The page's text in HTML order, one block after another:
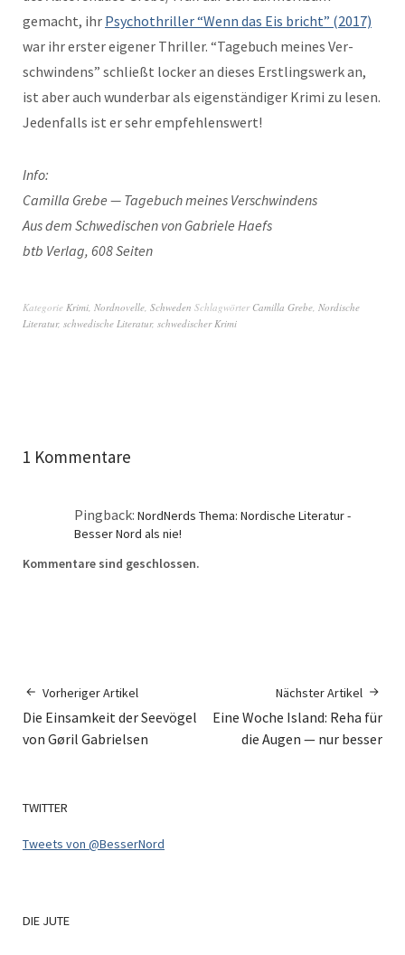
gemacht, ihr Psy­chothriller “Wenn das Eis bricht” (2017)
war ihr erster eigen­er Thriller. “Tage­buch meines Ver­
schwindens” schließt lock­er an dieses Erstlingswerk an,
ist aber auch wun­der­bar als eigen­ständi­ger Kri­mi zu lesen.
Jeden­falls ist er sehr empfehlenswert!
Info:
Camil­la Grebe — Tage­buch meines Ver­schwindens
Aus dem Schwedis­chen von Gabriele Haefs
btb Ver­lag, 608 Seiten
Kategorie Krimi Nordnovelle Schweden Schlagwörter Camilla Grebe Nordische
Literatur, schwedische Literatur, schwedischer Krimi
1 Kommentare
Pingback: NordNerds Thema: Nordische Literatur -
Besser Nord als nie!
Kommentare sind geschlossen.
Vorheriger Artikel
Die Einsamkeit der Seevögel
von Gøril Gabrielsen
Nächster Artikel
Eine Woche Island: Reha für
die Augen — nur besser
TWITTER
Tweets von @BesserNord
DIE JUTE